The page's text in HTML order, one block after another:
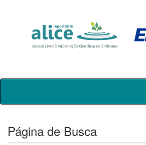
Skip
Página de Busca